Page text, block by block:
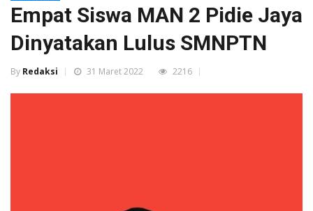
Empat Siswa MAN 2 Pidie Jaya
Dinyatakan Lulus SMNPTN
By Redaksi 31 Maret 2022 2216